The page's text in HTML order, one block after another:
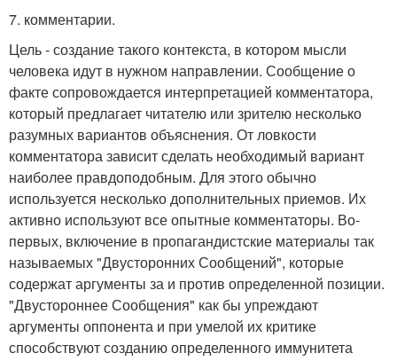
7. комментарии.
Цель - создание такого контекста, в котором мысли
человека идут в нужном направлении. Сообщение о
факте сопровождается интерпретацией комментатора,
который предлагает читателю или зрителю несколько
разумных вариантов объяснения. От ловкости
комментатора зависит сделать необходимый вариант
наиболее правдоподобным. Для этого обычно
используется несколько дополнительных приемов. Их
активно используют все опытные комментаторы. Во-
первых, включение в пропагандистские материалы так
называемых "Двусторонних Сообщений", которые
содержат аргументы за и против определенной позиции.
"Двустороннее Сообщения" как бы упреждают
аргументы оппонента и при умелой их критике
способствуют созданию определенного иммунитета